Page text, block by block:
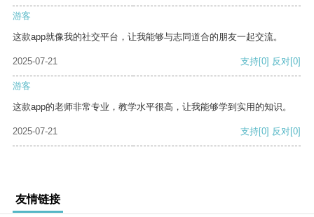
游客
这款app就像我的社交平台，让我能够与志同道合的朋友一起交流。
2025-07-21 支持[0] 反对[0]
游客
这款app的老师非常专业，教学水平很高，让我能够学到实用的知识。
2025-07-21 支持[0] 反对[0]
友情链接